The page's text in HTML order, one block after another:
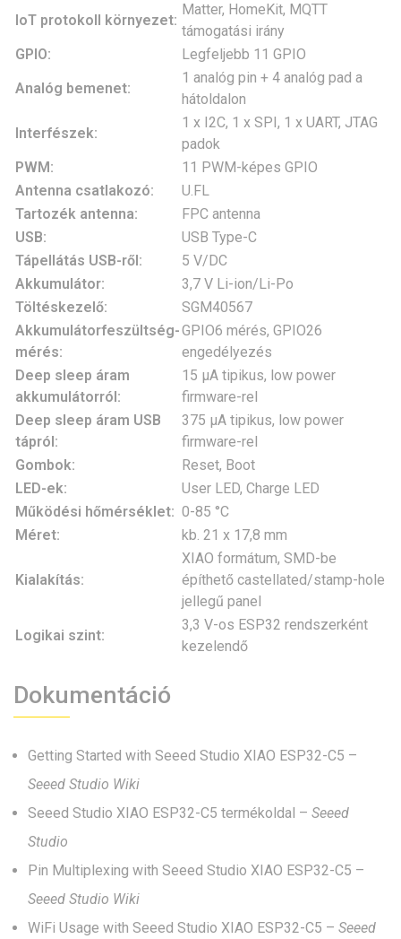
IoT protokoll környezet:
Matter, HomeKit, MQTT
támogatási irány
GPIO:
Legfeljebb 11 GPIO
Analóg bemenet:
1 analóg pin + 4 analóg pad a
hátoldalon
Interfészek:
1 x I2C, 1 x SPI, 1 x UART, JTAG
padok
PWM:
11 PWM-képes GPIO
Antenna csatlakozó:
U.FL
Tartozék antenna:
FPC antenna
USB:
USB Type-C
Tápellátás USB-ről:
5 V/DC
Akkumulátor:
3,7 V Li-ion/Li-Po
Töltéskezelő:
SGM40567
Akkumulátorfeszültség-
mérés:
GPIO6 mérés, GPIO26
engedélyezés
Deep sleep áram
akkumulátorról:
15 µA tipikus, low power
firmware-rel
Deep sleep áram USB
tápról:
375 µA tipikus, low power
firmware-rel
Gombok:
Reset, Boot
LED-ek:
User LED, Charge LED
Működési hőmérséklet: 0-85 °C
Méret:
kb. 21 x 17,8 mm
Kialakítás:
XIAO formátum, SMD-be
építhető castellated/stamp-hole
jellegű panel
Logikai szint:
3,3 V-os ESP32 rendszerként
kezelendő
Dokumentáció
Getting Started with Seeed Studio XIAO ESP32-C5 –
Seeed Studio Wiki
Seeed Studio XIAO ESP32-C5 termékoldal – Seeed
Studio
Pin Multiplexing with Seeed Studio XIAO ESP32-C5 –
Seeed Studio Wiki
WiFi Usage with Seeed Studio XIAO ESP32-C5 – Seeed